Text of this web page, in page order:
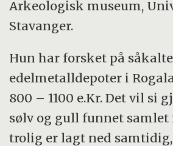
Arkeologisk museum,
Stavanger.
Hun har forsket på såkalte
edelmetalldepoter i
800 – 1100 e.Kr. Det vil si
sølv og gull funnet samlet
trolig er lagt ned